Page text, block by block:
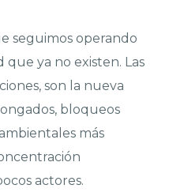
seguimos operando
ya no existen. Las
son la nueva
bloqueos
más
actores.